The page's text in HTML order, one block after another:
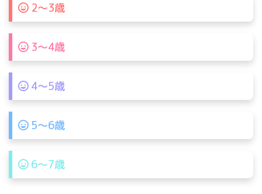
2〜3歳
3〜4歳
4〜5歳
5〜6歳
6〜7歳